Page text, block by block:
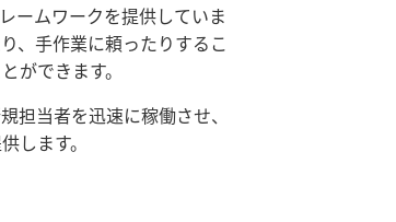
ームワークを提供していま
、手作業に頼ったりするこ
ができます。
担当者を迅速に稼働させ、
します。